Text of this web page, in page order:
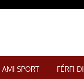
SPORT FÉRFI